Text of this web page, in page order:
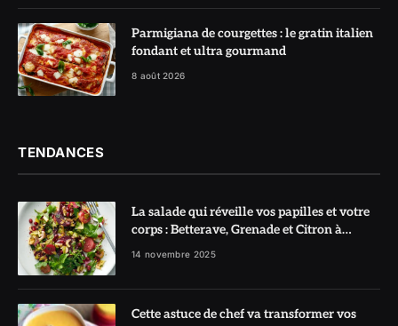
Parmigiana de courgettes : le gratin italien
fondant et ultra gourmand
8 août 2026
TENDANCES
La salade qui réveille vos papilles et votre
corps : Betterave, Grenade et Citron à
l’honneur
14 novembre 2025
Cette astuce de chef va transformer vos